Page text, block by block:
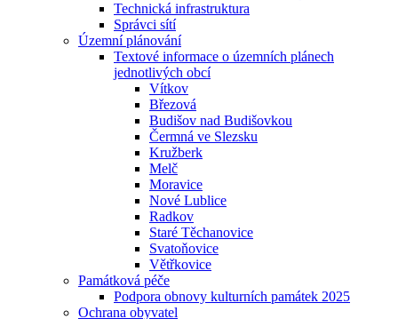
Technická infrastruktura
Správci sítí
Územní plánování
Textové informace o územních plánech
jednotlivých obcí
Vítkov
Březová
Budišov nad Budišovkou
Čermná ve Slezsku
Kružberk
Melč
Moravice
Nové Lublice
Radkov
Staré Těchanovice
Svatoňovice
Větřkovice
Památková péče
Podpora obnovy kulturních památek 2025
Ochrana obyvatel